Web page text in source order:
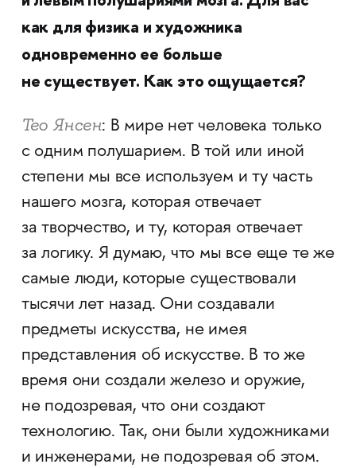
как для физика и художника
одновременно ее больше
не существует. Как это ощущается?
Тео Янсен: В мире нет человека только
с одним полушарием. В той или иной
степени мы все используем и ту часть
нашего мозга, которая отвечает
за творчество, и ту, которая отвечает
за логику. Я думаю, что мы все еще те же
самые люди, которые существовали
тысячи лет назад. Они создавали
предметы искусства, не имея
представления об искусстве. В то же
время они создали железо и оружие,
не подозревая, что они создают
технологию. Так, они были художниками
и инженерами, не подозревая об этом.